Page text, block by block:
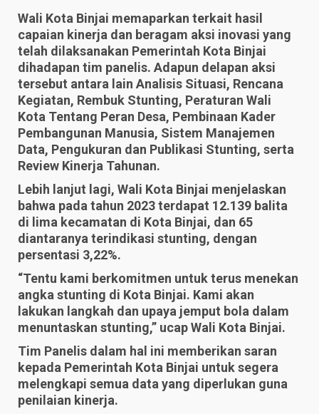
Wali Kota Binjai memaparkan terkait hasil
capaian kinerja dan beragam aksi inovasi yang
telah dilaksanakan Pemerintah Kota Binjai
dihadapan tim panelis. Adapun delapan aksi
tersebut antara lain Analisis Situasi, Rencana
Kegiatan, Rembuk Stunting, Peraturan Wali
Kota Tentang Peran Desa, Pembinaan Kader
Pembangunan Manusia, Sistem Manajemen
Data, Pengukuran dan Publikasi Stunting, serta
Review Kinerja Tahunan.
Lebih lanjut lagi, Wali Kota Binjai menjelaskan
bahwa pada tahun 2023 terdapat 12.139 balita
di lima kecamatan di Kota Binjai, dan 65
diantaranya terindikasi stunting, dengan
persentasi 3,22%.
“Tentu kami berkomitmen untuk terus menekan
angka stunting di Kota Binjai. Kami akan
lakukan langkah dan upaya jemput bola dalam
menuntaskan stunting,” ucap Wali Kota Binjai.
Tim Panelis dalam hal ini memberikan saran
kepada Pemerintah Kota Binjai untuk segera
melengkapi semua data yang diperlukan guna
penilaian kinerja.